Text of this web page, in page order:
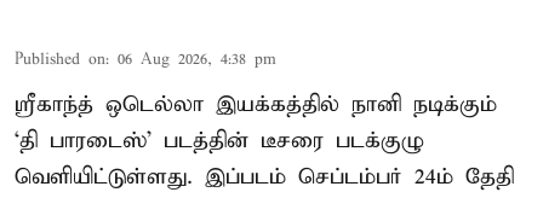
Published on: 06 Aug 2026, 4:38 pm
ஸ்ரீகாந்த் ஒடெல்லா இயக்கத்தில் நானி நடிக்கும்
‘தி பாரடைஸ்’ படத்தின் டீசரை படக்குழு
வெளியிட்டுள்ளது. இப்படம் செப்டம்பர் 24ம் தேதி